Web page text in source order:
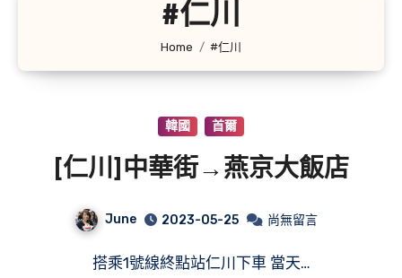
#仁川
Home #仁川
韓國 首爾
[仁川]中華街→燕京大飯店
June 2023-05-25 尚無留言
搭乘1號線終點站仁川下車 當天…